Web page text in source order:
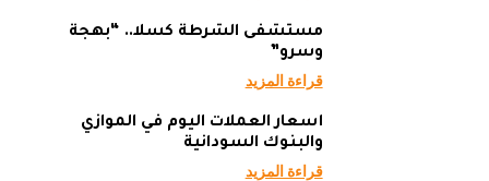
مستشفى الشرطة كسلا.. “بهجة
وسرو”
قراءة المزيد
أسعار العملات اليوم في الموازي
والبنوك السودانية
قراءة المزيد